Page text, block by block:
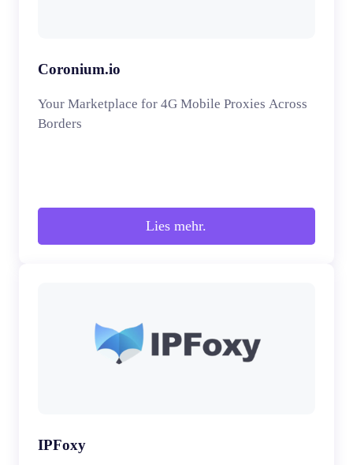
Coronium.io
Your Marketplace for 4G Mobile Proxies Across
Borders
Lies mehr.
IPFoxy